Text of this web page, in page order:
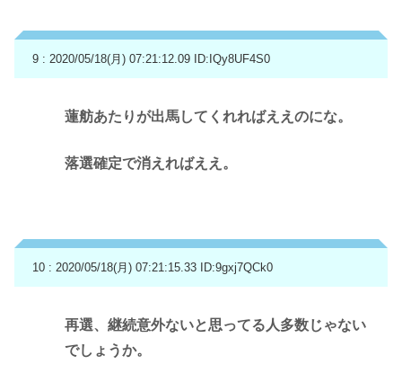
9 : 2020/05/18(月) 07:21:12.09 ID:IQy8UF4S0
蓮舫あたりが出馬してくれればええのにな。
落選確定で消えればええ。
10 : 2020/05/18(月) 07:21:15.33 ID:9gxj7QCk0
再選、継続意外ないと思ってる人多数じゃない
でしょうか。